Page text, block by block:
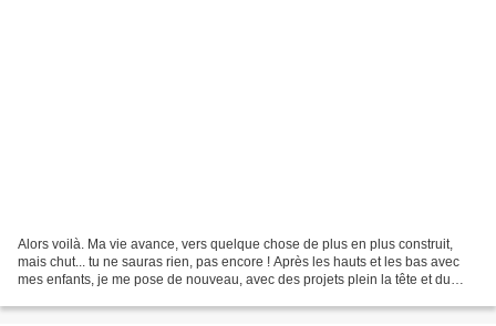
Alors voilà. Ma vie avance, vers quelque chose de plus en plus construit,
mais chut... tu ne sauras rien, pas encore ! Après les hauts et les bas avec
mes enfants, je me pose de nouveau, avec des projets plein la tête et du